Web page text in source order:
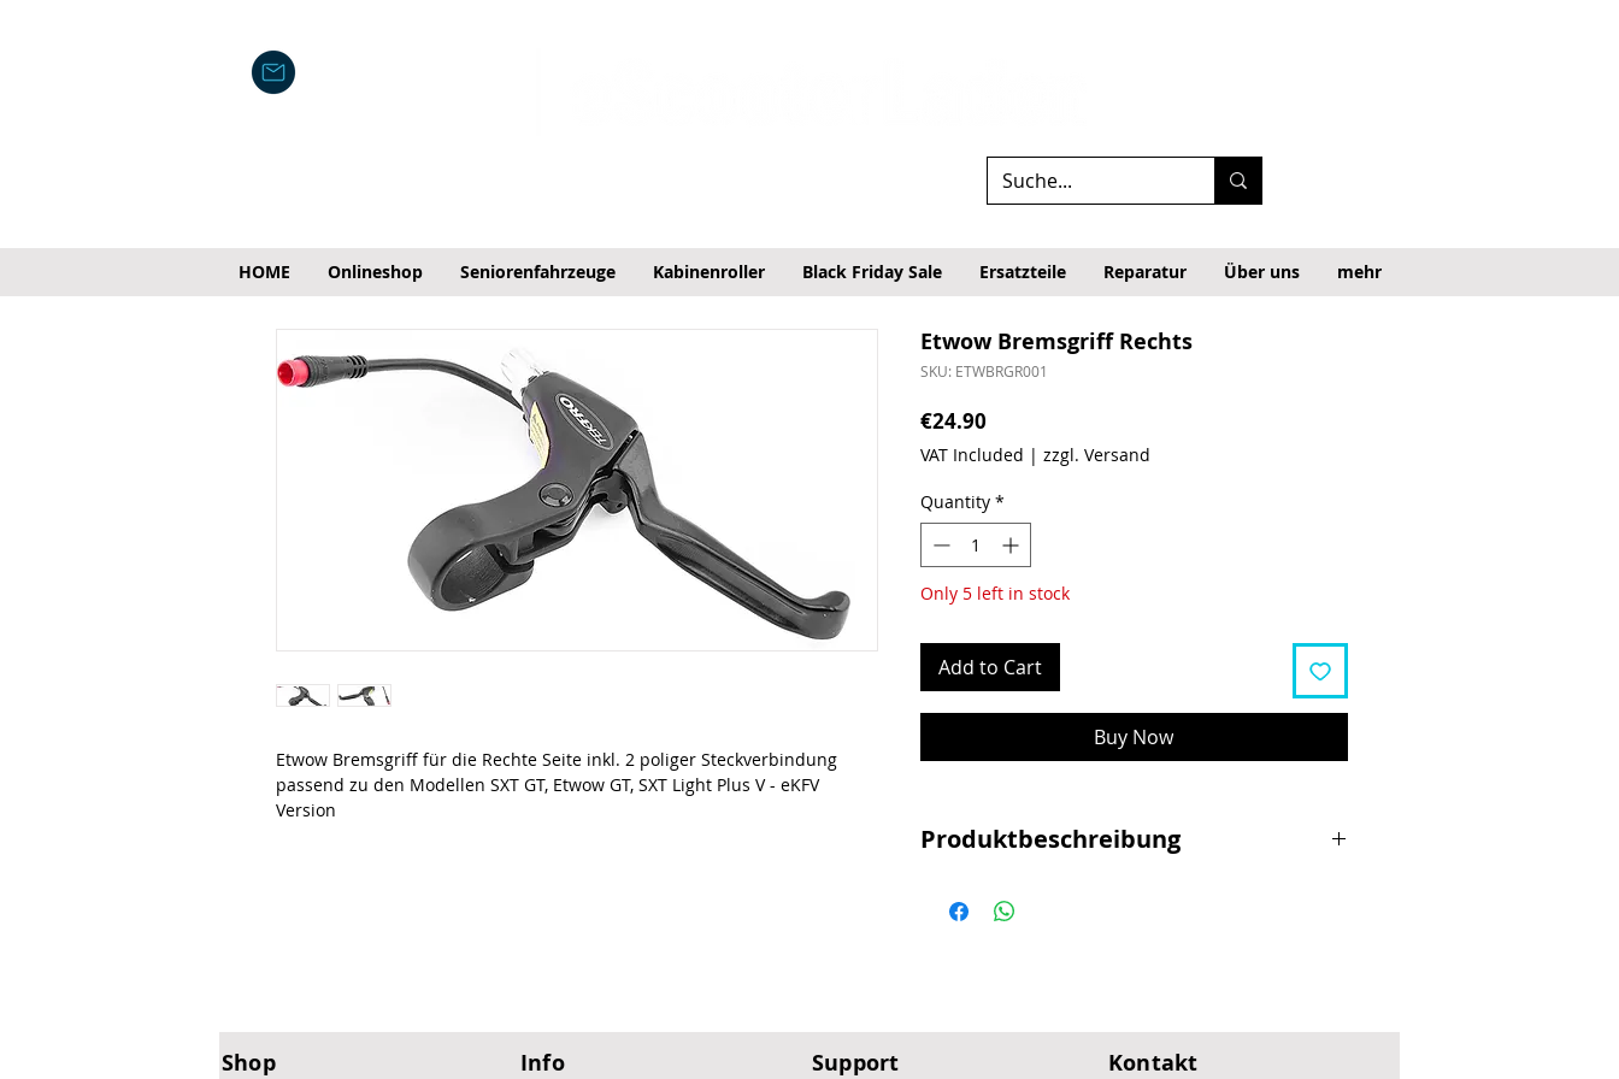
HOME Onlineshop Seniorenfahrzeuge Kabinenroller Black Friday Sale Ersatzteile Reparatur Über uns mehr
Etwow Bremsgriff für die Rechte Seite inkl. 2 poliger Steckverbindung
passend zu den Modellen SXT GT, Etwow GT, SXT Light Plus V - eKFV
Version
Etwow Bremsgriff Rechts
SKU: ETWBRGR001
€24.90Price
VAT Included | zzgl. Versand
Quantity *
Only 5 left in stock
Add to Cart
Buy Now
Produktbeschreibung
Passender Bremsgriff für die Modelle SXT Light
Shop Info Support Kontakt